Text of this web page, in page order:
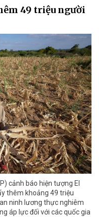
49 triệu người
cảnh báo hiện tượng El
thêm khoảng 49 triệu
ninh lương thực nghiêm
áp lực đối với các quốc gia